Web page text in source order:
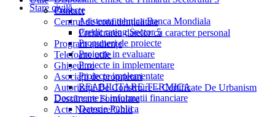
Stare civilă
Proiecte
Asistenta tehnica Banca Mondiala
Credit rating Sector 5
Propuneri de proiecte
Proiecte in evaluare
Proiecte in implementare
Proiecte implementate
REABILITARE TERMICA
Documente si informatii financiare
Datorie Publica
Contact
Centrul de confidențialitate
Prelucrarea datelor cu caracter personal
Program audiențe
Telefoane utile
Ghișeul.ro
Asociații de proprietari
Autorizații De Construire – Certificate De Urbanism
Descărcare Formulare
Acte Necesare/Ghid